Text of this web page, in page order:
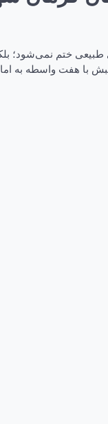
طبیعی ختم نمی‌شود؛
با هفت واسطه به